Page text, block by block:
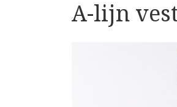
A-lijn